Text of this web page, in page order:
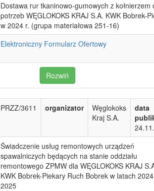
Dostawa rur tkaninowo-gumowych z kołnierzem
potrzeb WĘGLOKOKS KRAJ S.A. KWK Bobrek-
w 2024 r. (grupa materiałowa 251-16)
Elektroniczny Formularz Ofertowy
Rozwiń
PRZZ/3611 organizator
Węglokoks
Kraj S.A.
data
Świadczenie usług remontowych urządzeń
spawalniczych będących na stanie oddziału
remontowego ZPMW dla WĘGLOKOKS KRAJ
KWK Bobrek-Piekary Ruch Bobrek w latach
2025